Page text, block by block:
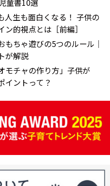
童書10選
人生も面白くなる！ 子供の
的視点とは［前編］
もちゃ遊びの5つのルール｜
が解説
モチャの作り方」子供が
イントって？